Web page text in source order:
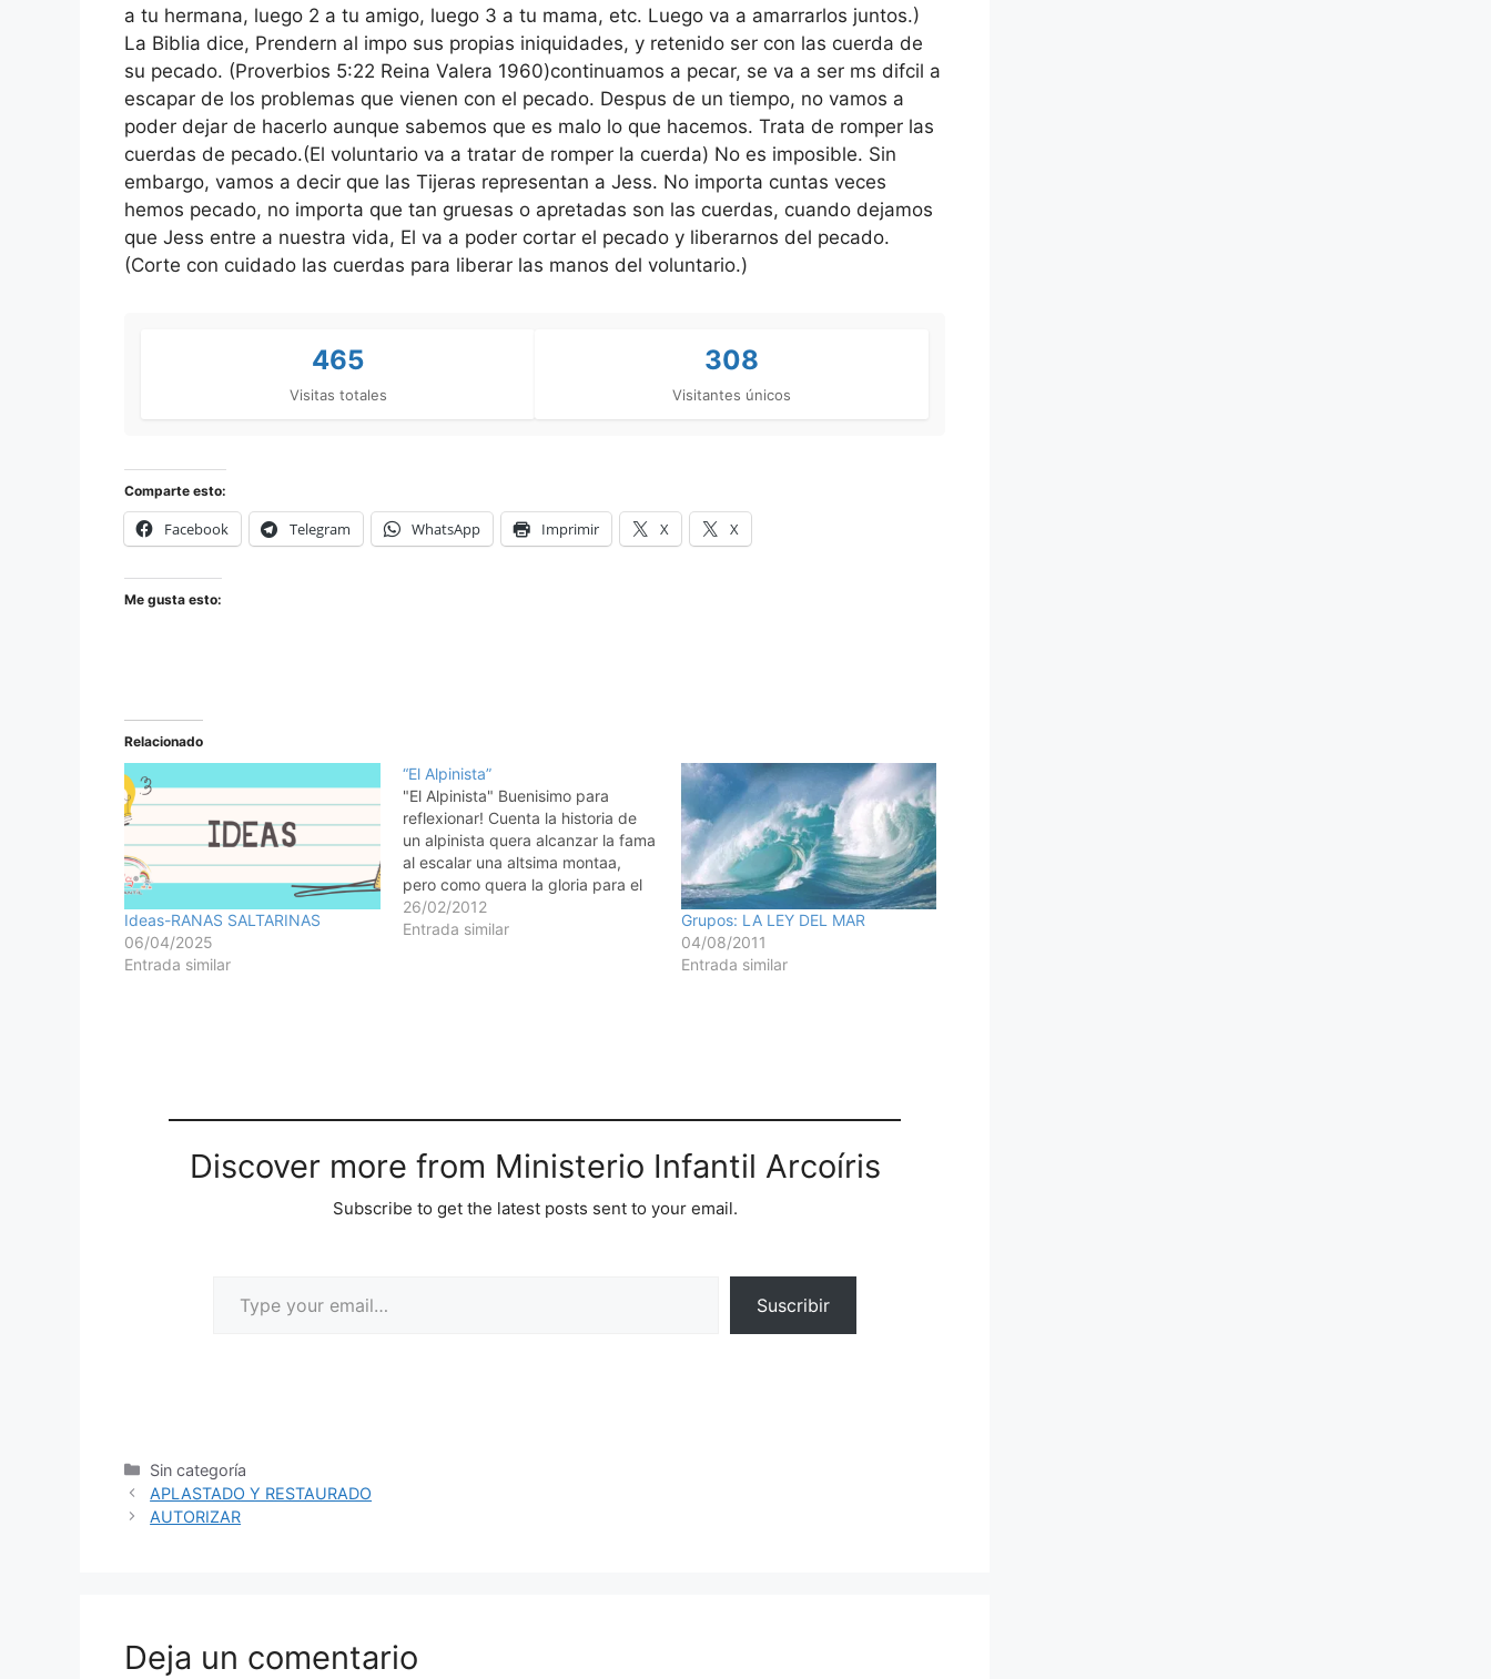
a tu hermana, luego 2 a tu amigo, luego 3 a tu mama, etc. Luego va a amarrarlos juntos.)
La Biblia dice, Prendern al impo sus propias iniquidades, y retenido ser con las cuerda de
su pecado. (Proverbios 5:22 Reina Valera 1960)continuamos a pecar, se va a ser ms difcil a
escapar de los problemas que vienen con el pecado. Despus de un tiempo, no vamos a
poder dejar de hacerlo aunque sabemos que es malo lo que hacemos. Trata de romper las
cuerdas de pecado.(El voluntario va a tratar de romper la cuerda) No es imposible. Sin
embargo, vamos a decir que las Tijeras representan a Jess. No importa cuntas veces
hemos pecado, no importa que tan gruesas o apretadas son las cuerdas, cuando dejamos
que Jess entre a nuestra vida, El va a poder cortar el pecado y liberarnos del pecado.
(Corte con cuidado las cuerdas para liberar las manos del voluntario.)
465
Visitas totales
308
Visitantes únicos
Comparte esto:
Facebook Telegram WhatsApp Imprimir X X
Me gusta esto:
Relacionado
Ideas-RANAS SALTARINAS
06/04/2025
Entrada similar
“El Alpinista”
"El Alpinista" Buenisimo para
reflexionar! Cuenta la historia de
un alpinista quera alcanzar la fama
al escalar una altsima montaa,
pero como quera la gloria para el
solo se fue sin compaeros.
Comenz la ascensin y se fue
26/02/2012
Entrada similar
Grupos: LA LEY DEL MAR
04/08/2011
Entrada similar
Discover more from Ministerio Infantil Arcoíris
Subscribe to get the latest posts sent to your email.
Suscribir
Sin categoría
APLASTADO Y RESTAURADO
AUTORIZAR
Deja un comentario